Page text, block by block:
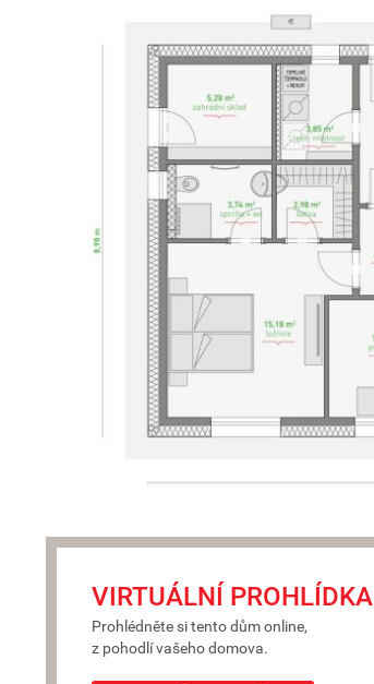
VIRTUÁLNÍ PROHLÍDKA
Prohlédněte si tento dům online,
z pohodlí vašeho domova.